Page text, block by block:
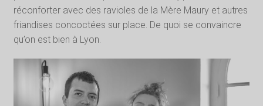
réconforter avec des ravioles de la Mère Maury et autres
friandises concoctées sur place. De quoi se convaincre
qu’on est bien à Lyon.